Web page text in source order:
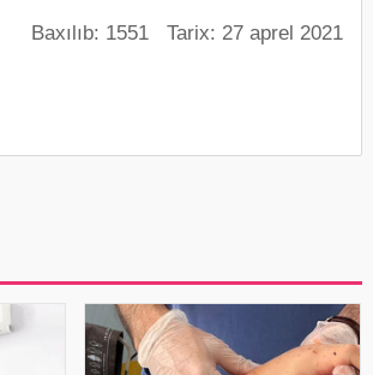
Baxılıb: 1551 Tarix: 27 aprel 2021